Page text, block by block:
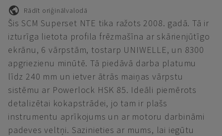
Rādīt oriģinālvalodā
Šis SCM Superset NTE tika ražots 2008. gadā. Tā ir
izturīga lietota profila frēzmašīna ar skārienjūtīgo
ekrānu, 6 vārpstām, tostarp UNIWELLE, un 8300
apgriezienu minūtē. Tā piedāvā darba platumu
līdz 240 mm un ietver ātrās maiņas vārpstu
sistēmu ar Powerlock HSK 85. Ideāli piemērots
detalizētai kokapstrādei, jo tam ir plašs
instrumentu aprīkojums un ar motoru darbināmi
padeves veltņi. Sazinieties ar mums, lai iegūtu